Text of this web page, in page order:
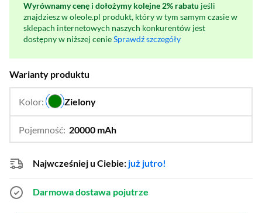
Wyrównamy cenę i dołożymy kolejne 2% rabatu jeśli
znajdziesz w oleole.pl produkt, który w tym samym czasie w
sklepach internetowych naszych konkurentów jest
dostępny w niższej cenieSprawdź szczegóły
Warianty produktu
Kolor: Zielony
Pojemność: 20000 mAh
Najwcześniej u Ciebie: już jutro!
Darmowa dostawa pojutrze